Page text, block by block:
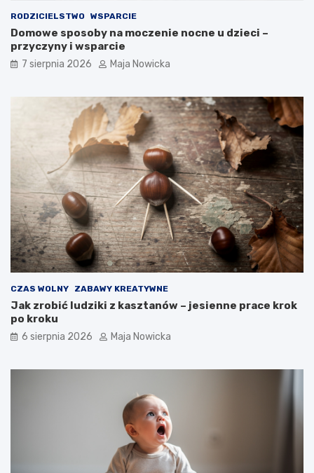
RODZICIELSTWO WSPARCIE
Domowe sposoby na moczenie nocne u dzieci –
przyczyny i wsparcie
7 sierpnia 2026 Maja Nowicka
CZAS WOLNY ZABAWY KREATYWNE
Jak zrobić ludziki z kasztanów – jesienne prace krok
po kroku
6 sierpnia 2026 Maja Nowicka